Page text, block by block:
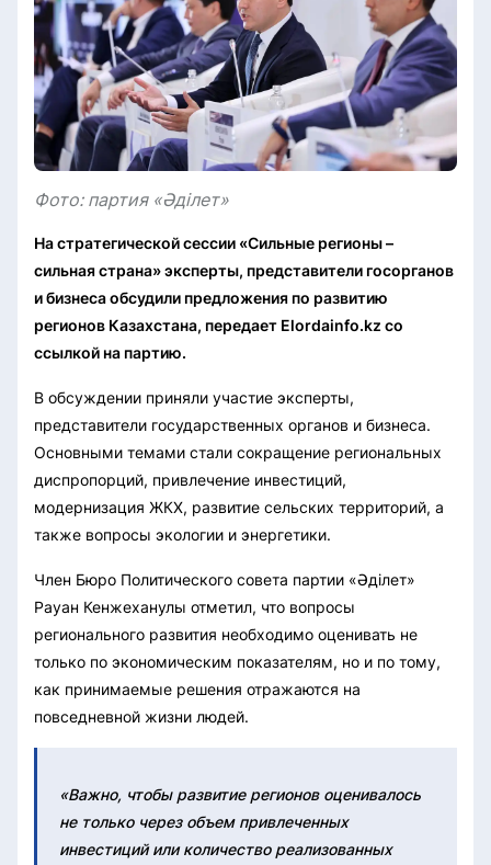
Фото: партия «Әділет»
На стратегической сессии «Сильные регионы –
сильная страна» эксперты, представители госорганов
и бизнеса обсудили предложения по развитию
регионов Казахстана, передает Elordainfo.kz со
ссылкой на партию.
В обсуждении приняли участие эксперты,
представители государственных органов и бизнеса.
Основными темами стали сокращение региональных
диспропорций, привлечение инвестиций,
модернизация ЖКХ, развитие сельских территорий, а
также вопросы экологии и энергетики.
Член Бюро Политического совета партии «Әділет»
Рауан Кенжеханулы отметил, что вопросы
регионального развития необходимо оценивать не
только по экономическим показателям, но и по тому,
как принимаемые решения отражаются на
повседневной жизни людей.
«Важно, чтобы развитие регионов оценивалось
не только через объем привлеченных
инвестиций или количество реализованных